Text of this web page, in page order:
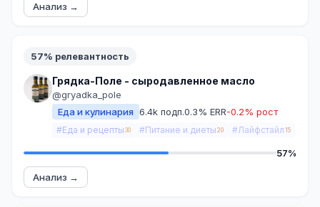
Анализ →
57% релевантность
Грядка-Поле - сыродавленное масло
@gryadka_pole
Еда и кулинария 6.4k подп.0.3% ERR-0.2% рост
#Еда и рецепты 30 #Питание и диеты 20 #Лайфстайл 15
57%
Анализ →